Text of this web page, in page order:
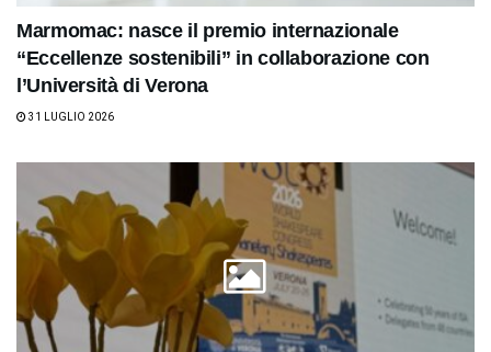
Marmomac: nasce il premio internazionale
“Eccellenze sostenibili” in collaborazione con
l’Università di Verona
31 LUGLIO 2026